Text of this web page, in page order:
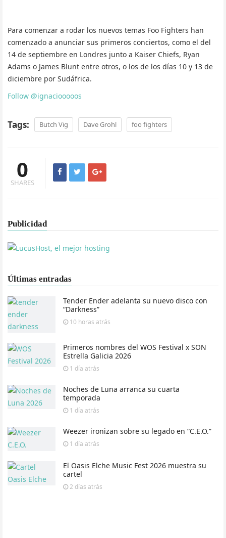
Para comenzar a rodar los nuevos temas Foo Fighters han
comenzado a anunciar sus primeros conciertos, como el del
14 de septiembre en Londres junto a Kaiser Chiefs, Ryan
Adams o James Blunt entre otros, o los de los días 10 y 13 de
diciembre por Sudáfrica.
Follow @ignaciooooos
Tags: Butch Vig Dave Grohl foo fighters
0
SHARES
Publicidad
Últimas entradas
Tender Ender adelanta su nuevo disco con
“Darkness”
10 horas atrás
Primeros nombres del WOS Festival x SON
Estrella Galicia 2026
1 día atrás
Noches de Luna arranca su cuarta
temporada
1 día atrás
Weezer ironizan sobre su legado en “C.E.O.”
1 día atrás
El Oasis Elche Music Fest 2026 muestra su
cartel
2 días atrás